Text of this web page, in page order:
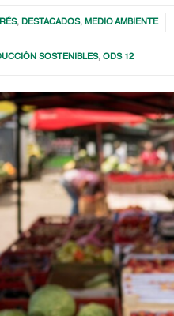
, DESTACADOS, MEDIO AMBIENTE
SOSTENIBLES,ODS 12